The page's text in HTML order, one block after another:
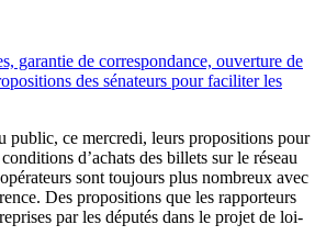
garantie de correspondance, ouverture de
des sénateurs pour faciliter les
public, ce mercredi, leurs propositions pour
d’achats des billets sur le réseau
sont toujours plus nombreux avec
Des propositions que les rapporteurs
par les députés dans le projet de loi-